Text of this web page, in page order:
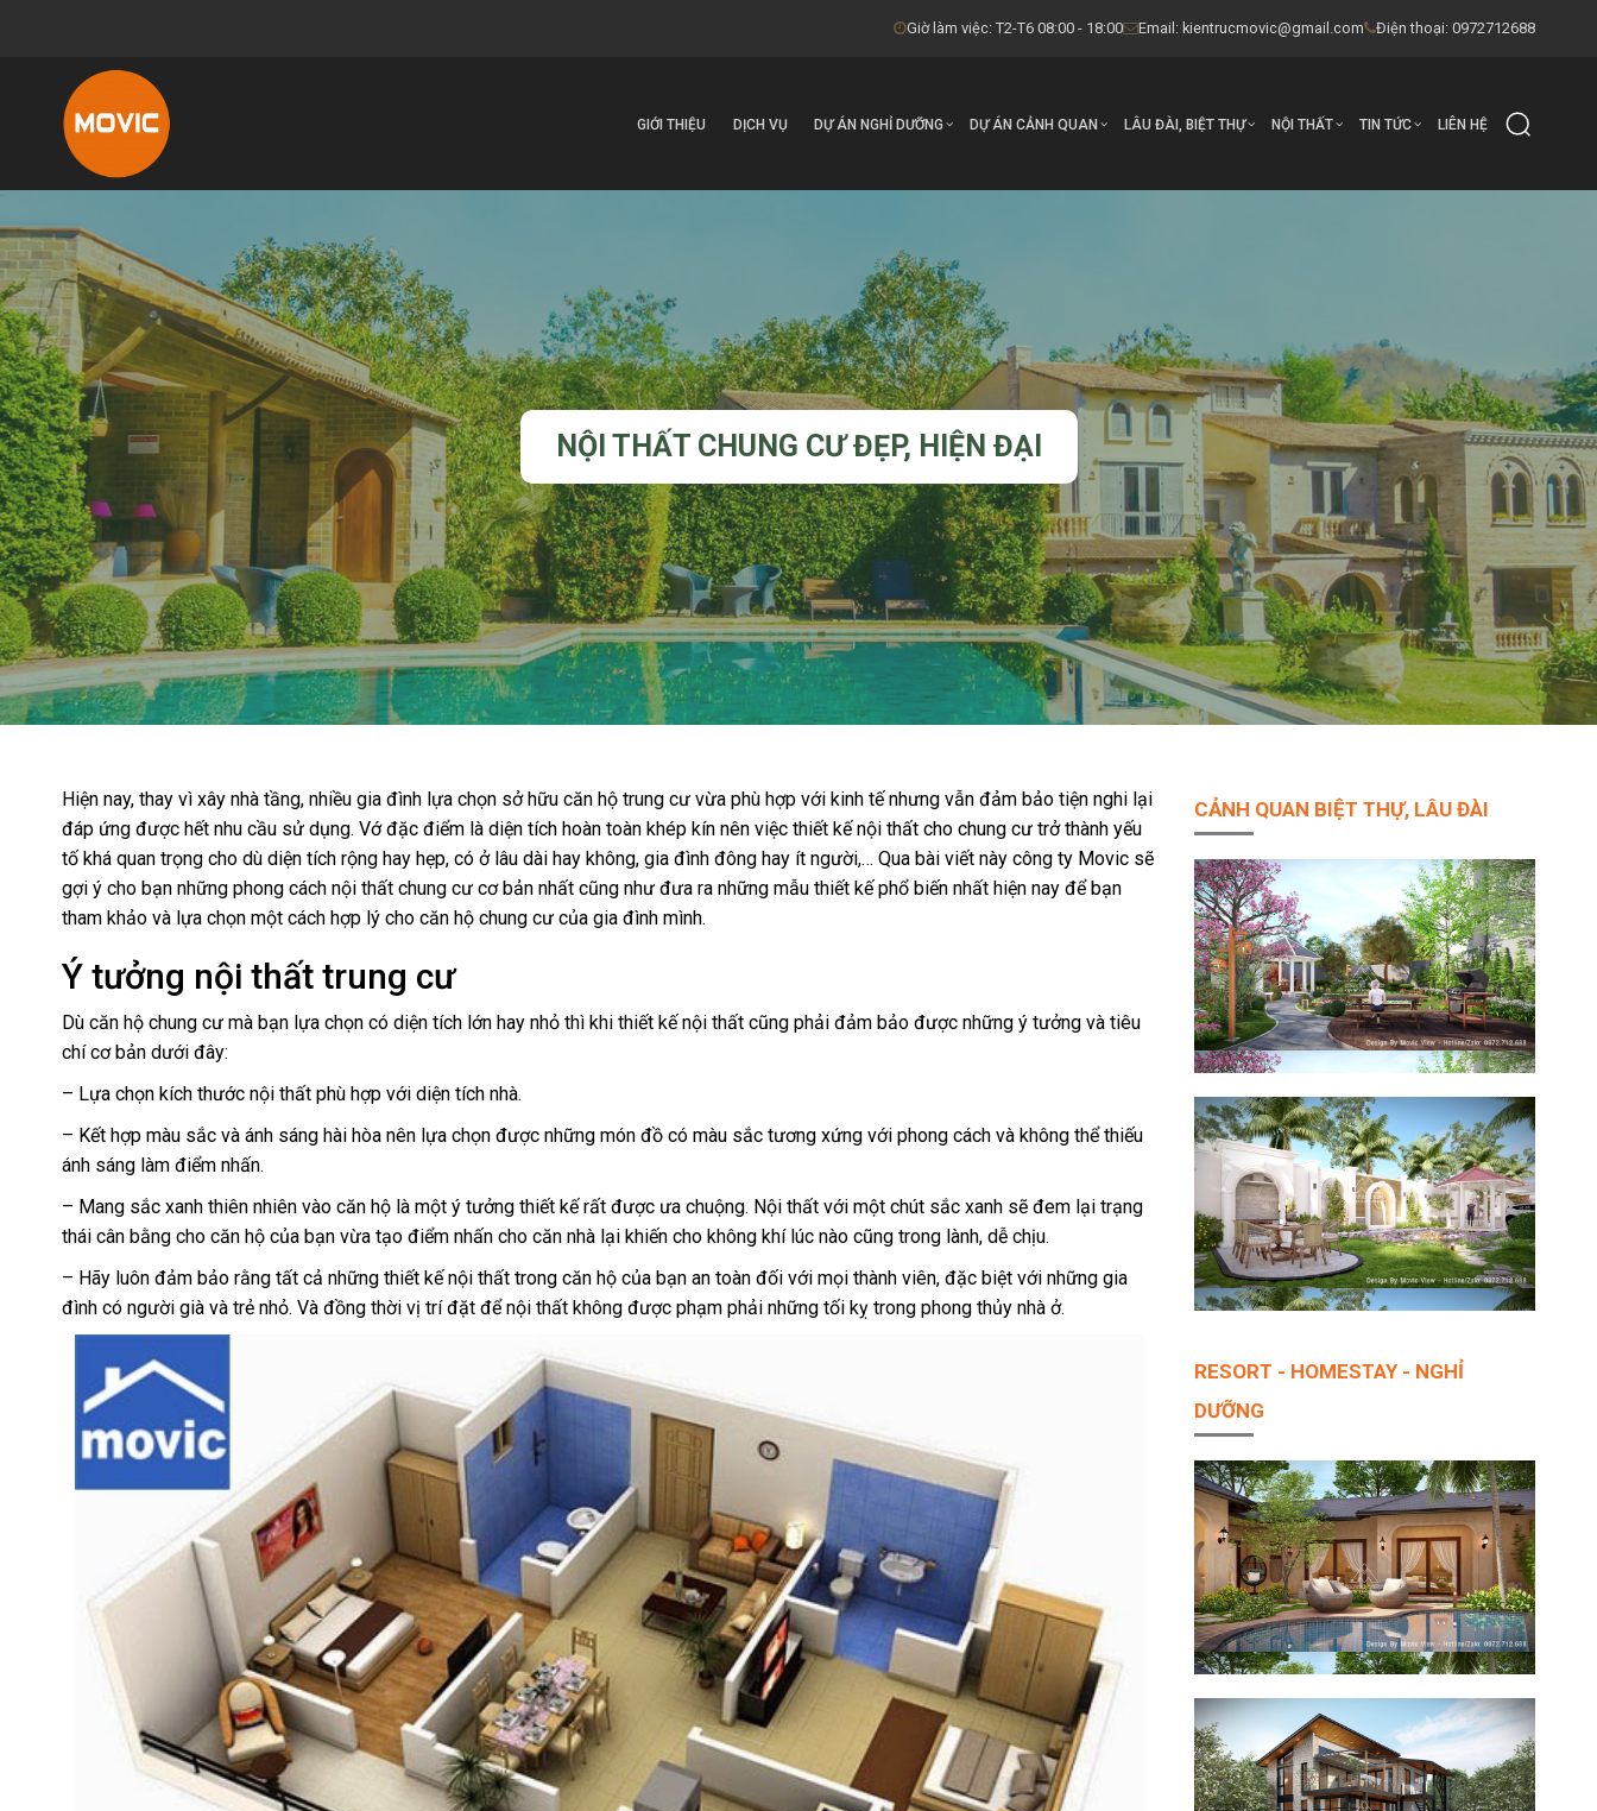
Giờ làm việc: T2-T6 08:00 - 18:00 Email: kientrucmovic@gmail.com Điện thoại: 0972712688
GIỚI THIỆU DỊCH VỤ DỰ ÁN NGHỈ DƯỠNG DỰ ÁN CẢNH QUAN LÂU ĐÀI, BIỆT THỰ NỘI THẤT TIN TỨC LIÊN HỆ
NỘI THẤT CHUNG CƯ ĐẸP, HIỆN ĐẠI
Hiện nay, thay vì xây nhà tầng, nhiều gia đình lựa chọn sở hữu căn hộ trung cư vừa phù hợp với kinh tế nhưng vẫn đảm bảo tiện nghi lại
đáp ứng được hết nhu cầu sử dụng. Vớ đặc điểm là diện tích hoàn toàn khép kín nên việc thiết kế nội thất cho chung cư trở thành yếu
tố khá quan trọng cho dù diện tích rộng hay hẹp, có ở lâu dài hay không, gia đình đông hay ít người,… Qua bài viết này công ty Movic sẽ
gợi ý cho bạn những phong cách nội thất chung cư cơ bản nhất cũng như đưa ra những mẫu thiết kế phổ biến nhất hiện nay để bạn
tham khảo và lựa chọn một cách hợp lý cho căn hộ chung cư của gia đình mình.
Ý tưởng nội thất trung cư
Dù căn hộ chung cư mà bạn lựa chọn có diện tích lớn hay nhỏ thì khi thiết kế nội thất cũng phải đảm bảo được những ý tưởng và tiêu
chí cơ bản dưới đây:
– Lựa chọn kích thước nội thất phù hợp với diện tích nhà.
– Kết hợp màu sắc và ánh sáng hài hòa nên lựa chọn được những món đồ có màu sắc tương xứng với phong cách và không thể thiếu
ánh sáng làm điểm nhấn.
– Mang sắc xanh thiên nhiên vào căn hộ là một ý tưởng thiết kế rất được ưa chuộng. Nội thất với một chút sắc xanh sẽ đem lại trạng
thái cân bằng cho căn hộ của bạn vừa tạo điểm nhấn cho căn nhà lại khiến cho không khí lúc nào cũng trong lành, dễ chịu.
– Hãy luôn đảm bảo rằng tất cả những thiết kế nội thất trong căn hộ của bạn an toàn đối với mọi thành viên, đặc biệt với những gia
đình có người già và trẻ nhỏ. Và đồng thời vị trí đặt để nội thất không được phạm phải những tối kỵ trong phong thủy nhà ở.
CẢNH QUAN BIỆT THỰ, LÂU ĐÀI
RESORT - HOMESTAY - NGHỈ
DƯỠNG